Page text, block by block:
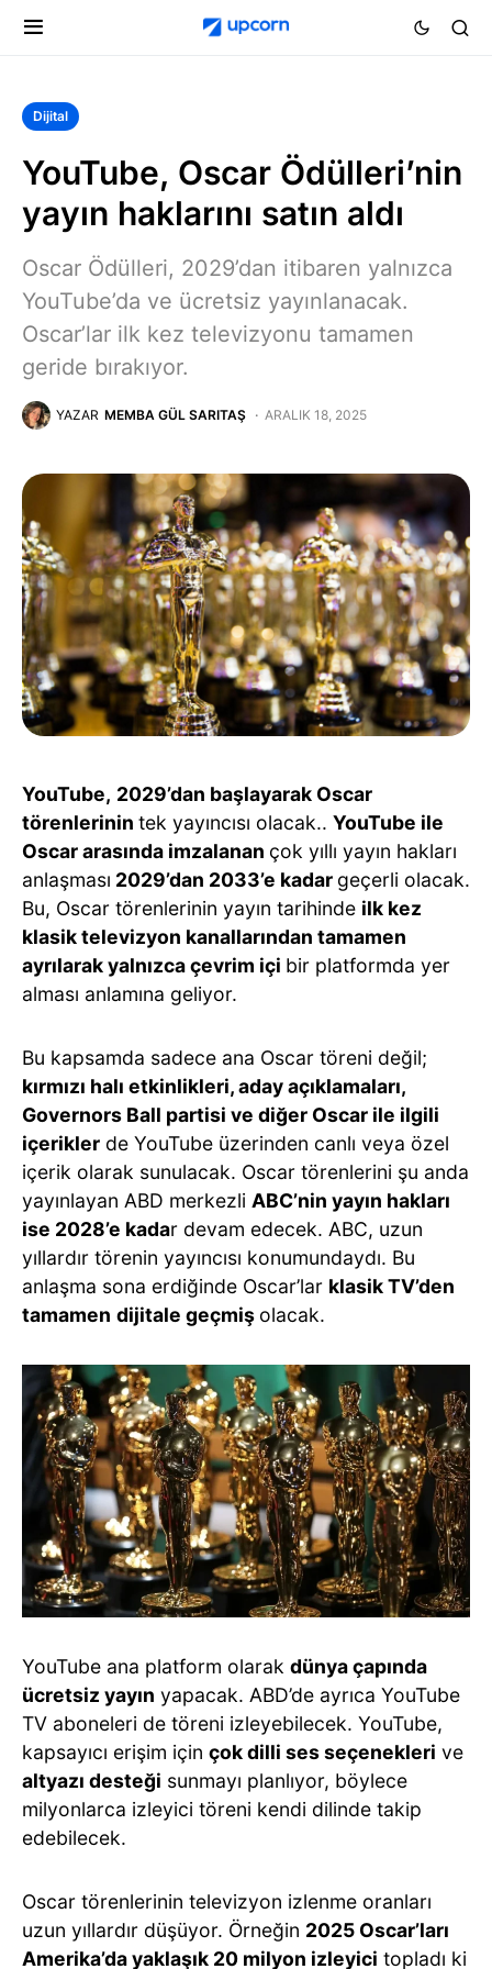
Dijital
YouTube, Oscar Ödülleri’nin
yayın haklarını satın aldı
Oscar Ödülleri, 2029’dan itibaren yalnızca
YouTube’da ve ücretsiz yayınlanacak.
Oscar’lar ilk kez televizyonu tamamen
geride bırakıyor.
YAZAR MEMBA GÜL SARITAŞ ARALIK 18, 2025
YouTube, 2029’dan başlayarak Oscar
törenlerinin tek yayıncısı olacak.. YouTube ile
Oscar arasında imzalanan çok yıllı yayın hakları
anlaşması 2029’dan 2033’e kadar geçerli olacak.
Bu, Oscar törenlerinin yayın tarihinde ilk kez
klasik televizyon kanallarından tamamen
ayrılarak yalnızca çevrim içi bir platformda yer
alması anlamına geliyor.
Bu kapsamda sadece ana Oscar töreni değil;
kırmızı halı etkinlikleri, aday açıklamaları,
Governors Ball partisi ve diğer Oscar ile ilgili
içerikler de YouTube üzerinden canlı veya özel
içerik olarak sunulacak. Oscar törenlerini şu anda
yayınlayan ABD merkezli ABC’nin yayın hakları
ise 2028’e kadar devam edecek. ABC, uzun
yıllardır törenin yayıncısı konumundaydı. Bu
anlaşma sona erdiğinde Oscar’lar klasik TV’den
tamamen dijitale geçmiş olacak.
YouTube ana platform olarak dünya çapında
ücretsiz yayın yapacak. ABD’de ayrıca YouTube
TV aboneleri de töreni izleyebilecek. YouTube,
kapsayıcı erişim için çok dilli ses seçenekleri ve
altyazı desteği sunmayı planlıyor, böylece
milyonlarca izleyici töreni kendi dilinde takip
edebilecek.
Oscar törenlerinin televizyon izlenme oranları
uzun yıllardır düşüyor. Örneğin 2025 Oscar’ları
Amerika’da yaklaşık 20 milyon izleyici topladı ki